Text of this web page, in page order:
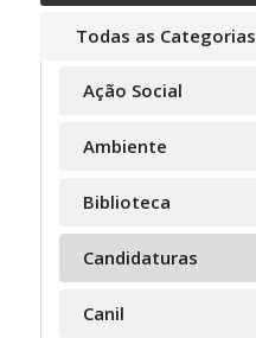
Todas as Categorias
Ação Social
Ambiente
Biblioteca
Candidaturas
Canil